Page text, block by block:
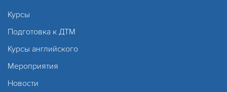
Курсы
Подготовка к ДТМ
Курсы английского
Мероприятия
Новости